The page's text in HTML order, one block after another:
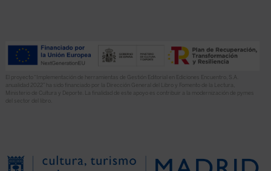
El proyecto “Implementación de herramientas de Gestión Editorial en Ediciones Encuentro, S.A.
anualidad 2022” ha sido financiado por la Dirección General del Libro y Fomento de la Lectura,
Ministerio de Cultura y Deporte. La finalidad de este apoyo es contribuir a la modernización de pymes
del sector del libro.